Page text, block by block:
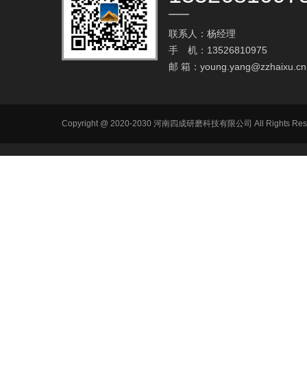
联系人：杨经理
手 机：13526810975
邮 箱： young.yang@zzhaixu.cn
Copyright @ 2020-2030 河南四成研磨科技有限公司 All Rights